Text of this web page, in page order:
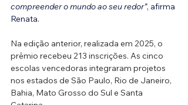
compreender o mundo ao seu redor”, afirma
Renata.
Na edição anterior, realizada em 2025, o
prêmio recebeu 213 inscrições. As cinco
escolas vencedoras integraram projetos
nos estados de São Paulo, Rio de Janeiro,
Bahia, Mato Grosso do Sul e Santa